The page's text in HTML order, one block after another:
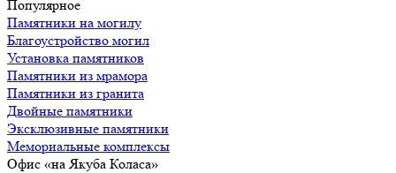
Популярное
Памятники на могилу
Благоустройство могил
Установка памятников
Памятники из мрамора
Памятники из гранита
Двойные памятники
Эксклюзивные памятники
Мемориальные комплексы
Офис «на Якуба Коласа»